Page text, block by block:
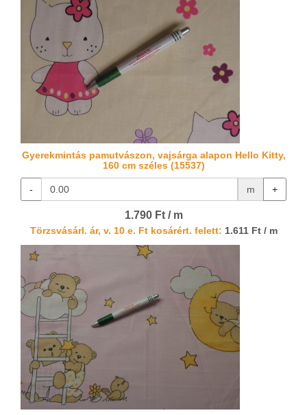
Gyerekmintás pamutvászon, vajsárga alapon Hello Kitty,
160 cm széles (15537)
- m +
1.790 Ft / m
Törzsvásárl. ár, v. 10 e. Ft kosárért. felett: 1.611 Ft / m